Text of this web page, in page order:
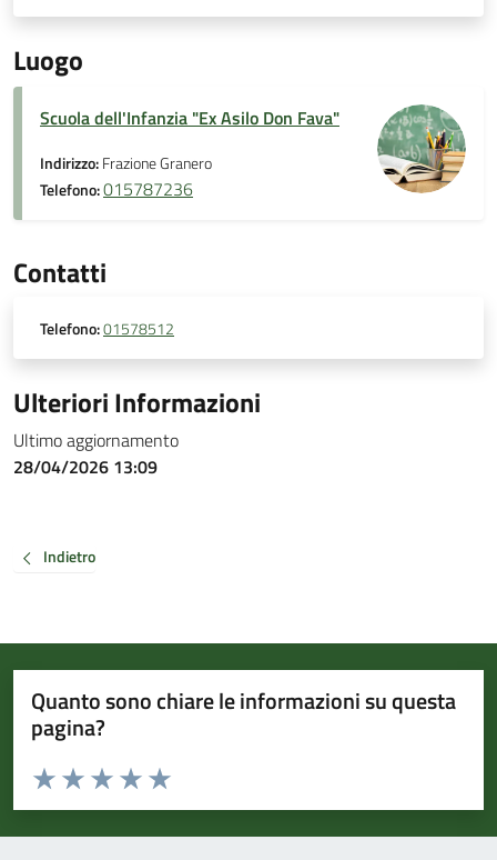
Luogo
Scuola dell'Infanzia "Ex Asilo Don Fava"
Indirizzo:Frazione Granero
Telefono:015787236
Contatti
Telefono:01578512
Ulteriori Informazioni
Ultimo aggiornamento
28/04/2026 13:09
Indietro
Quanto sono chiare le informazioni su questa
pagina?
Valuta da 1 a 5 stelle la pagina
Valuta 5 stelle su 5
Valuta 4 stelle su 5
Valuta 3 stelle su 5
Valuta 2 stelle su 5
Valuta 1 stelle su 5